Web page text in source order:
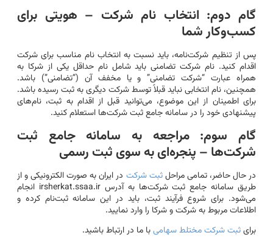
گام دوم: انتخاب نام شرکت – هویتی برای
کسب‌وکار شما
پس از تنظیم شرکت‌نامه، باید نسبت به انتخاب نام مناسب برای شرکت
اقدام کنید. نام شرکت تضامنی باید شامل نام حداقل یکی از شرکا به
همراه عبارت “شرکت تضامنی” و یا مخفف آن (“تضامنی”) باشد.
همچنین، نام انتخابی نباید قبلاً توسط شرکت دیگری به ثبت رسیده باشد.
برای اطمینان از این موضوع، می‌توانید قبل از اقدام به ثبت، نام‌های
پیشنهادی خود را در سامانه جامع ثبت شرکت‌ها استعلام کنید.
گام سوم: مراجعه به سامانه جامع ثبت
شرکت‌ها – پنجره‌ای به سوی ثبت رسمی
در حال حاضر، تمامی مراحلثبت شرکت در ایران به صورت الکترونیکی و از
طریق سامانه جامع ثبت شرکت‌ها به آدرس irsherkat.ssaa.ir انجام
می‌شود. برای شروع فرآیند ثبت، باید در این سامانه ثبت‌نام کرده و
اطلاعات مربوط به شرکت و شرکا را وارد نمایید.
برایثبت شرکت مختلط سهامیبا ما در ارتباط باشید.